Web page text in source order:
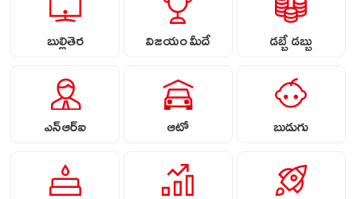
బుల్లితెర విజయం మీదే డబ్బే డబ్బు
ఎన్ఆర్ఐ ఆటో బుడుగు